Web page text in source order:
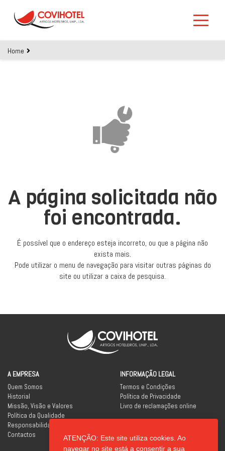
ATENÇÃO: Este site utiliza cookies. Ao
navegar no site está a consentir a sua
Home
A página solicitada não
foi encontrada.
É possível que o endereço esteja incorreto, ou que a página não
exista mais.
Pode utilizar o menu de navegação para visitar outras páginas do
site ou utilizar a caixa de pesquisa.
A EMPRESA
Quem Somos
Historial
Missão, Visão e Valores
Política da Qualidade
Responsabilidade Social
Contactos
INFORMAÇÃO LEGAL
Termos e Condições
Política de Privacidade
Livro de reclamações online
REDES SOCIAIS